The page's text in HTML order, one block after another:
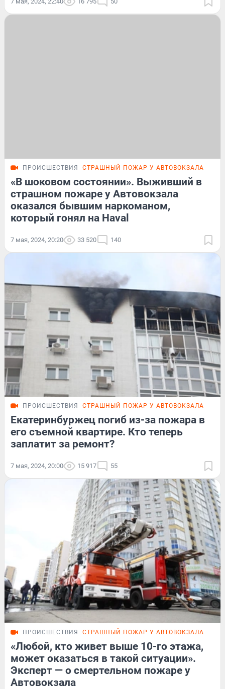
ПРОИСШЕСТВИЯ СТРАШНЫЙ ПОЖАР У АВТОВОКЗАЛА
«В шоковом состоянии». Выживший в
страшном пожаре у Автовокзала
оказался бывшим наркоманом,
который гонял на Haval
7 мая, 2024, 20:20 33 520 140
ПРОИСШЕСТВИЯ СТРАШНЫЙ ПОЖАР У АВТОВОКЗАЛА
Екатеринбуржец погиб из-за пожара в
его съемной квартире. Кто теперь
заплатит за ремонт?
7 мая, 2024, 20:00 15 917 55
ПРОИСШЕСТВИЯ СТРАШНЫЙ ПОЖАР У АВТОВОКЗАЛА
«Любой, кто живет выше 10-го этажа,
может оказаться в такой ситуации».
Эксперт — о смертельном пожаре у
Автовокзала